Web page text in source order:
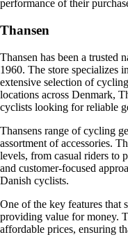
performance of their
Thansen
Thansen has been a trusted
1960. The store specializes
extensive selection of
locations across Denmark,
cyclists looking for reliable
Thansens range of cycling
assortment of accessories.
levels, from casual riders to
and customer-focused
Danish cyclists.
One of the key features that
providing value for money.
affordable prices, ensuring